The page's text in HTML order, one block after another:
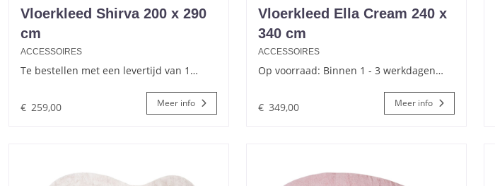
Vloerkleed Shirva 200 x 290
cm
ACCESSOIRES
Te bestellen met een levertijd van 1…
€ 259,00 Meer info
Vloerkleed Ella Cream 240 x
340 cm
ACCESSOIRES
Op voorraad: Binnen 1 - 3 werkdagen…
€ 349,00 Meer info